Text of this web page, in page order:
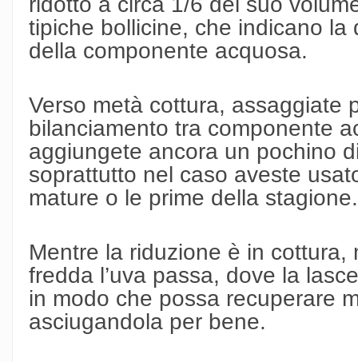
tipiche bollicine, che indicano
della componente acquosa.
Verso metà cottura, assaggiate
bilanciamento tra componente
aggiungete ancora un pochino
soprattutto nel caso aveste
mature o le prime della stagione.
Mentre la riduzione è in
fredda l’uva passa, dove la
in modo che possa recuperare
asciugandola per bene.